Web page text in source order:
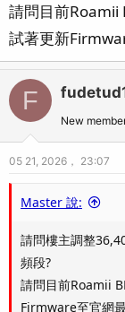
請問目前Roamii
試著更新
F
New
05 21, 2026， 23:07
Master 說:
請問樓主調整
頻段?
請問目前Roamii
Firmware至官網